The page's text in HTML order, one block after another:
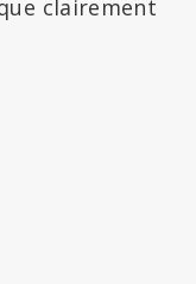
clairement